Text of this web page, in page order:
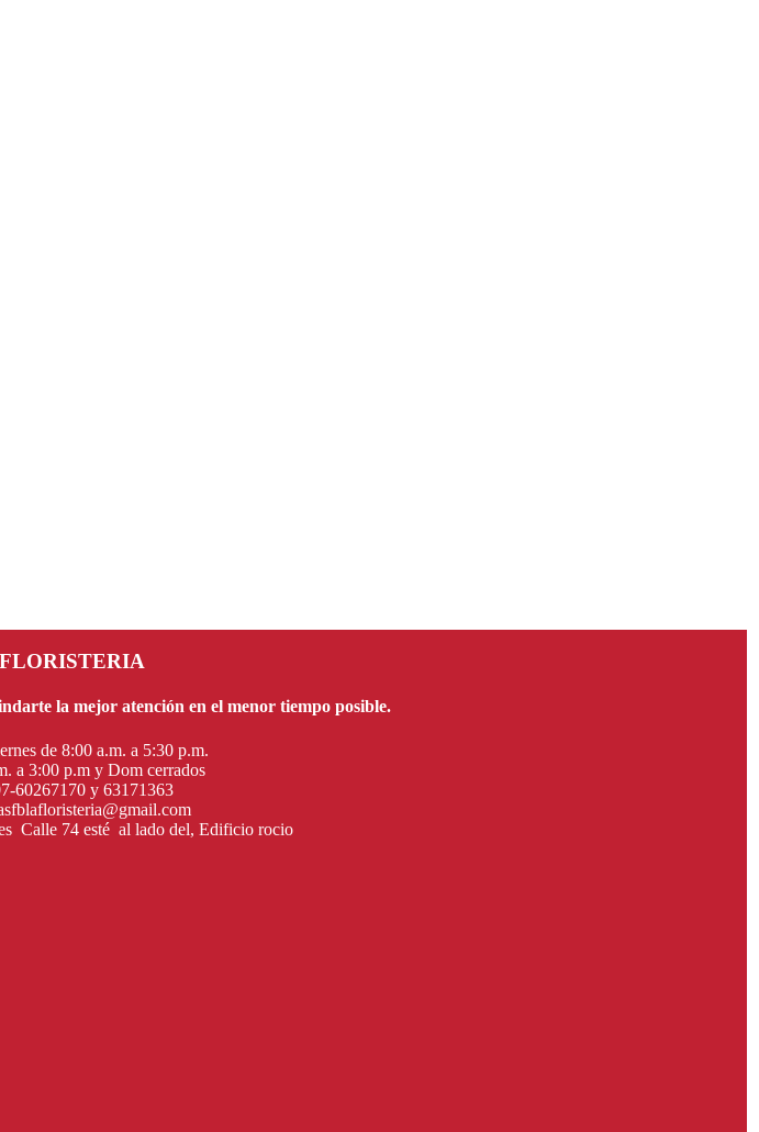
la mejor atención en el menor tiempo posible.
de 8:00 a.m. a 5:30 p.m.
a 3:00 p.m y Dom cerrados
60267170 y 63171363
Calle 74 esté al lado del, Edificio rocio